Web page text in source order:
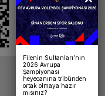
Filenin Sultanları’nın
2026 Avrupa
Şampiyonası
heyecanına tribünden
ortak olmaya hazır
mısınız?